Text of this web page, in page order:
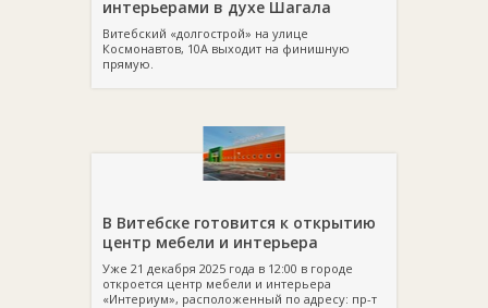
интерьерами в духе Шагала
Витебский «долгострой» на улице
Космонавтов, 10А выходит на финишную
прямую.
В Витебске готовится к открытию
центр мебели и интерьера
Уже 21 декабря 2025 года в 12:00 в городе
откроется центр мебели и интерьера
«Интериум», расположенный по адресу: пр-т